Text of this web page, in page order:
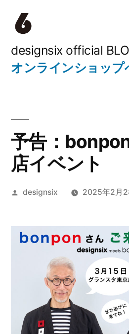
designsix official
オンラインショップ
予告：
店イベント
投
designsix 2025年2月